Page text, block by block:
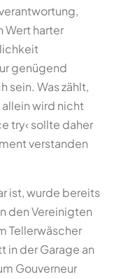
Wert harter
genügend
sein. Was zählt,
wird nicht
try‹ sollte daher
verstanden
ist, wurde bereits
den Vereinigten
Tellerwäscher
in der Garage an
Gouverneur